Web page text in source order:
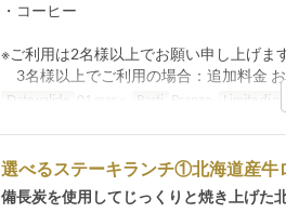
・コーヒー
※ご利用は2名様以上でお願い申し上げます
3名様以上でご利用の場合：追加料金
Date valide 01 mar ~ Pasti Pranzo Limite di
選べるステーキランチ①北海道産牛
備長炭を使用してじっくりと焼き上げた